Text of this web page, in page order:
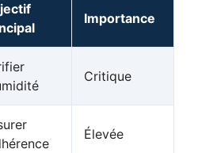
Importance
Critique
Élevée